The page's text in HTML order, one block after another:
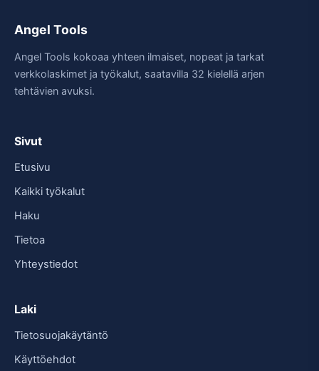
Angel Tools
Angel Tools kokoaa yhteen ilmaiset, nopeat ja tarkat
verkkolaskimet ja työkalut, saatavilla 32 kielellä arjen
tehtävien avuksi.
Sivut
Etusivu
Kaikki työkalut
Haku
Tietoa
Yhteystiedot
Laki
Tietosuojakäytäntö
Käyttöehdot